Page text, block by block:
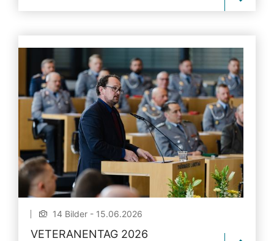
14 Bilder - 15.06.2026
VETERANENTAG 2026